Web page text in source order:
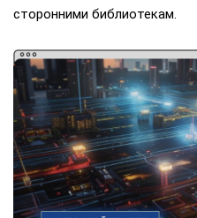
сторонними библиотекам.